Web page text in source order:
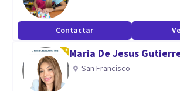
Contactar
Maria De Jesus
San Francisco